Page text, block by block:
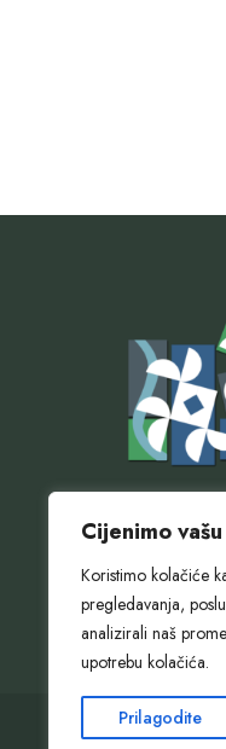
Cijenimo
Koristimo kolačiće
pregledavanja,
analizirali naš
upotrebu kolačića.
Prilagodite
Zahtjev za
pješačkog
Obrazac